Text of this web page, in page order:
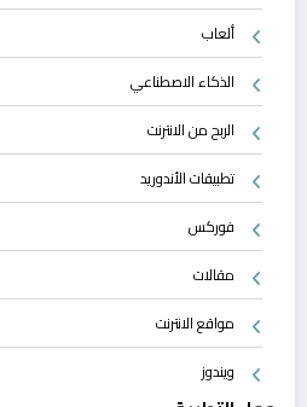
ألعاب
الذكاء الاصطناعي
الربح من الانترنت
تطبيقات الأندوريد
فوركس
مقالات
مواقع الانترنت
ويندوز